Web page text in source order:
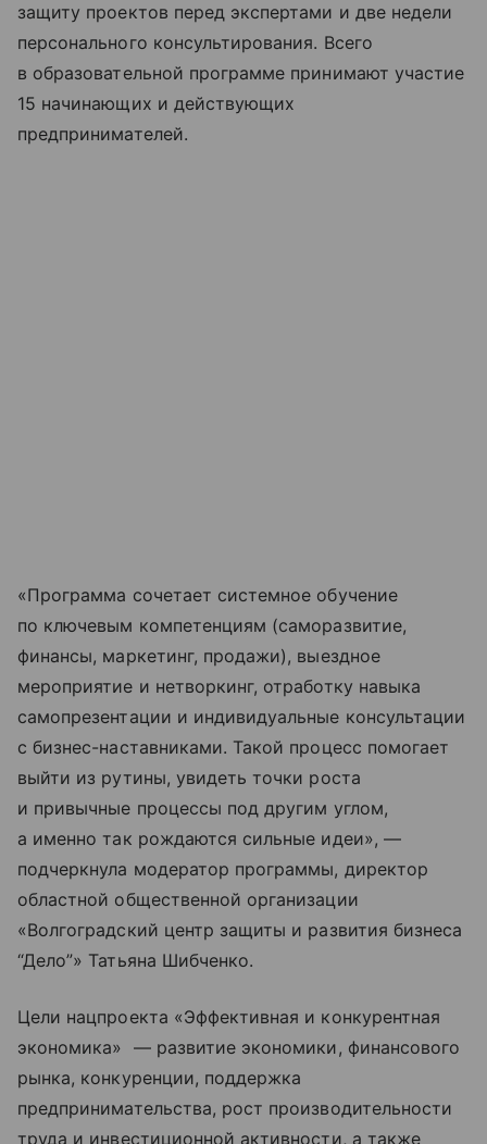
защиту проектов перед экспертами и две недели
персонального консультирования. Всего
в образовательной программе принимают участие
15 начинающих и действующих
предпринимателей.
«Программа сочетает системное обучение
по ключевым компетенциям (саморазвитие,
финансы, маркетинг, продажи), выездное
мероприятие и нетворкинг, отработку навыка
самопрезентации и индивидуальные консультации
с бизнес-наставниками. Такой процесс помогает
выйти из рутины, увидеть точки роста
и привычные процессы под другим углом,
а именно так рождаются сильные идеи», —
подчеркнула модератор программы, директор
областной общественной организации
«Волгоградский центр защиты и развития бизнеса
“Дело”» Татьяна Шибченко.
Цели нацпроекта «Эффективная и конкурентная
экономика» — развитие экономики, финансового
рынка, конкуренции, поддержка
предпринимательства, рост производительности
труда и инвестиционной активности, а также